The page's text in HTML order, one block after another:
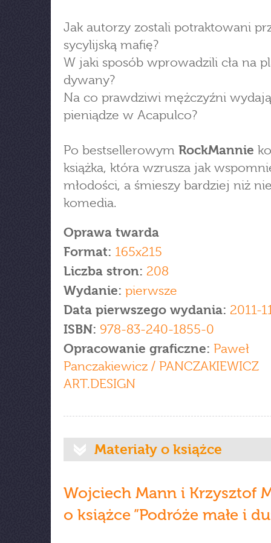
Jak autorzy zostali potraktowani
sycylijską mafię?
W jaki sposób wprowadzili cła na
dywany?
Na co prawdziwi mężczyźni wydają
pieniądze w Acapulco?
Po bestsellerowym RockMannie
książka, która wzrusza jak
młodości, a śmieszy bardziej niż
komedia.
Oprawa twarda
Format: 165x215
Liczba stron: 208
Wydanie: pierwsze
Data pierwszego wydania: 2011-
ISBN: 978-83-240-1855-0
Opracowanie graficzne: Paweł
Panczakiewicz / PANCZAKIEWICZ
ART.DESIGN
Materiały o książce
Wojciech Mann i Krzysztof
o książce ”Podróże małe i